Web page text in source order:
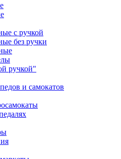
с ручкой
без ручки
ручкой"
и самокатов